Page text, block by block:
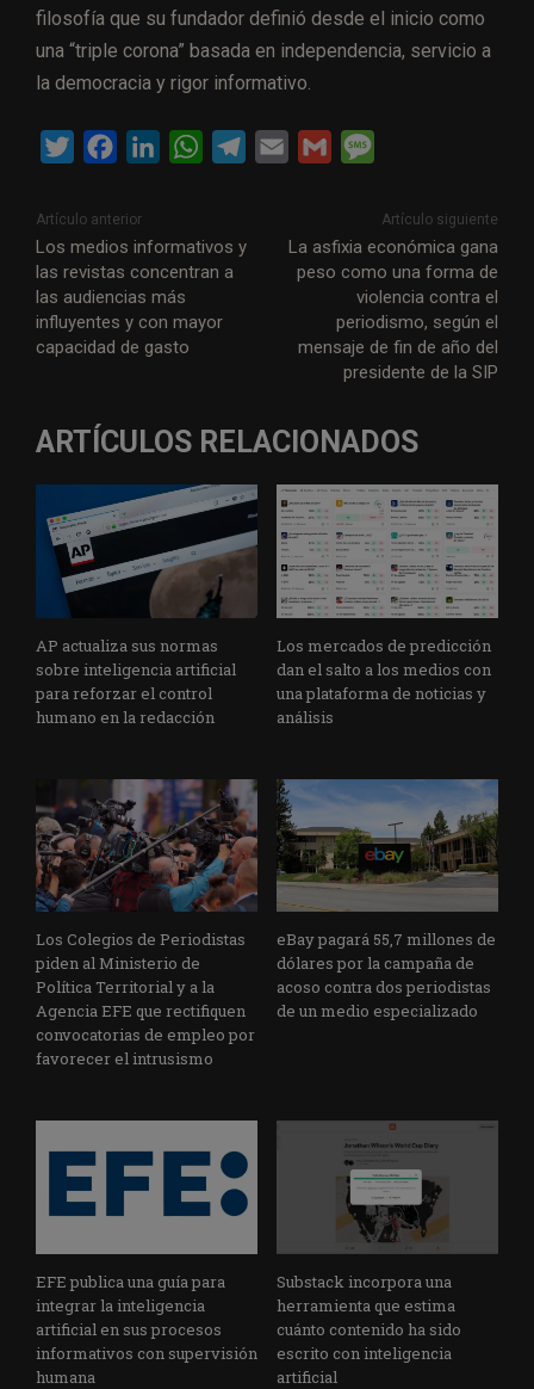
filosofía que su fundador definió desde el inicio como
una “triple corona” basada en independencia, servicio a
la democracia y rigor informativo.
i
t
t
e
r
c
e
b
o
o
k
e
d
I
W
t
s
A
e
i
i
l
s
s
a
g
e
Artículo anterior
Los medios informativos y
las revistas concentran a
las audiencias más
influyentes y con mayor
capacidad de gasto
Artículo siguiente
La asfixia económica gana
peso como una forma de
violencia contra el
periodismo, según el
mensaje de fin de año del
presidente de la SIP
ARTÍCULOS RELACIONADOS
AP actualiza sus normas
sobre inteligencia artificial
para reforzar el control
humano en la redacción
Los mercados de predicción
dan el salto a los medios con
una plataforma de noticias y
análisis
Los Colegios de Periodistas
piden al Ministerio de
Política Territorial y a la
Agencia EFE que rectifiquen
convocatorias de empleo por
favorecer el intrusismo
eBay pagará 55,7 millones de
dólares por la campaña de
acoso contra dos periodistas
de un medio especializado
EFE publica una guía para
integrar la inteligencia
artificial en sus procesos
informativos con supervisión
humana
Substack incorpora una
herramienta que estima
cuánto contenido ha sido
escrito con inteligencia
artificial